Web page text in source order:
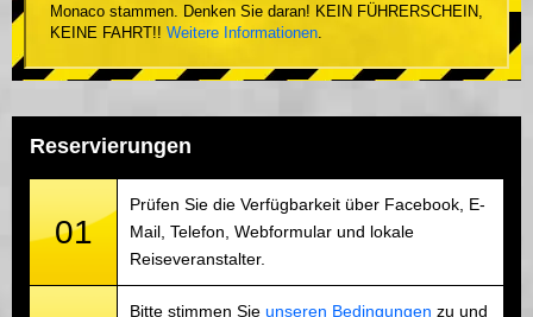
Monaco stammen. Denken Sie daran! KEIN FÜHRERSCHEIN,
KEINE FAHRT!! Weitere Informationen.
Reservierungen
01
Prüfen Sie die Verfügbarkeit über Facebook, E-
Mail, Telefon, Webformular und lokale
Reiseveranstalter.
Bitte stimmen Sie unseren Bedingungen zu und